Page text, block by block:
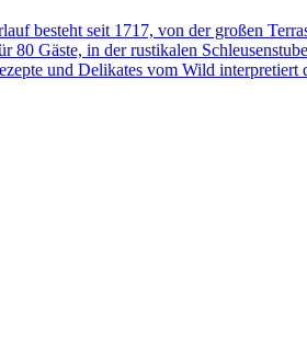
besteht seit 1717, von der großen
Gäste, in der rustikalen
und Delikates vom Wild interpretiert